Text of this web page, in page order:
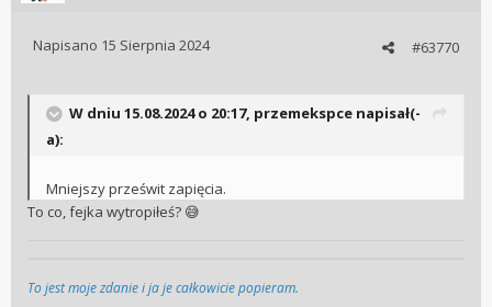
#63770
Napisano 15 Sierpnia 2024
W dniu 15.08.2024 o 20:17, przemekspce napisał(-
a):
Mniejszy prześwit zapięcia.
To co, fejka wytropiłeś? 😅
To jest moje zdanie i ja je całkowicie popieram.